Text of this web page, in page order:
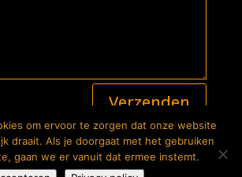
Verzenden
Bike Store. Alle rechten voorbehouden |
| Website:Lutim Creatief Mediabureau
specificaties op deze website gelden onder
om ervoor te zorgen dat onze website
draait. Als je doorgaat met het gebruiken
gaan we er vanuit dat ermee instemt.